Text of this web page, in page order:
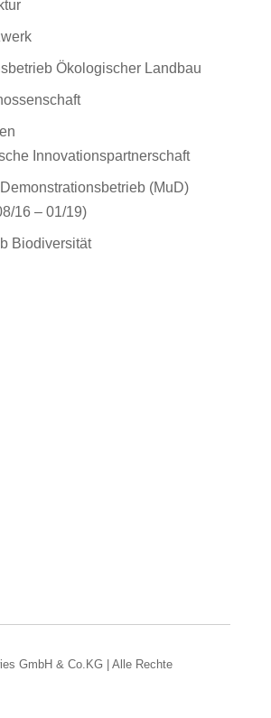
Ökologischer Landbau
Innovationspartnerschaft
(MuD)
16 – 01/19)
Biodiversität
GmbH & Co.KG | Alle Rechte